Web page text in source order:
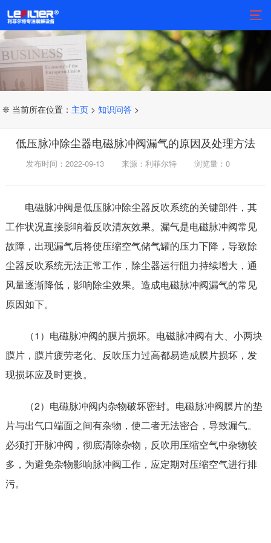
❊ 当前所在位置： 主页 >知识问答 >
低压脉冲除尘器电磁脉冲阀漏气的原因及处理方法
发布时间：2022-09-13 来源：利菲尔特 浏览量： 0
电磁脉冲阀是低压脉冲除尘器反吹系统的关键部件，其
工作状况直接影响着反吹清灰效果。漏气是电磁脉冲阀常见
故障，出现漏气后将使压缩空气储气罐的压力下降，导致除
尘器反吹系统无法正常工作，除尘器运行阻力持续增大，通
风量逐渐降低，影响除尘效果。造成电磁脉冲阀漏气的常见
原因如下。
（1）电磁脉冲阀的膜片损坏。电磁脉冲阀有大、小两块
膜片，膜片疲劳老化、反吹压力过高都易造成膜片损坏，发
现损坏应及时更换。
（2）电磁脉冲阀内杂物破坏密封。电磁脉冲阀膜片的垫
片与出气口端面之间有杂物，使二者无法密合，导致漏气。
必须打开脉冲阀，彻底清除杂物，反吹用压缩空气中杂物较
多，为避免杂物影响脉冲阀工作，应定期对压缩空气进行排
污。